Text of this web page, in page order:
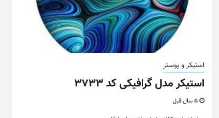
استیکر و پوستر
استیکر مدل گرافیکی کد ۳۷۳۳